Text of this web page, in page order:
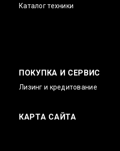
Каталог техники
ПОКУПКА И СЕРВИС
Лизинг и кредитование
КАРТА САЙТА